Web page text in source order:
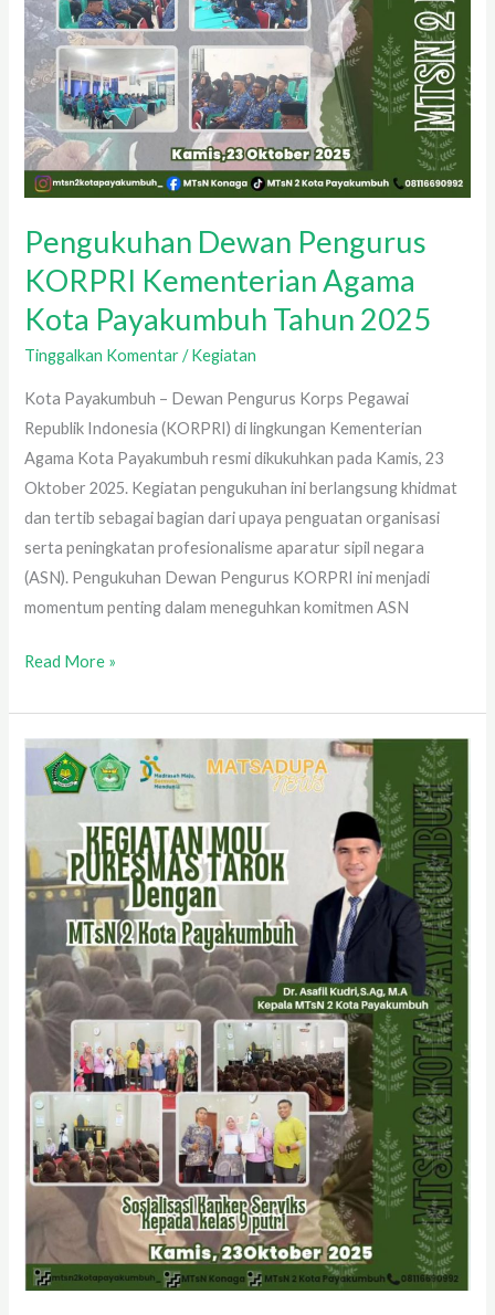
Pengukuhan Dewan Pengurus
KORPRI Kementerian Agama
Kota Payakumbuh Tahun 2025
Tinggalkan Komentar /Kegiatan
Kota Payakumbuh – Dewan Pengurus Korps Pegawai
Republik Indonesia (KORPRI) di lingkungan Kementerian
Agama Kota Payakumbuh resmi dikukuhkan pada Kamis, 23
Oktober 2025. Kegiatan pengukuhan ini berlangsung khidmat
dan tertib sebagai bagian dari upaya penguatan organisasi
serta peningkatan profesionalisme aparatur sipil negara
(ASN). Pengukuhan Dewan Pengurus KORPRI ini menjadi
momentum penting dalam meneguhkan komitmen ASN
Read More »
Sosialisasi
Kesehatan
Puskesmas
Tarok
Bersama
Kelas
IX
MTsN
Kota
Payakumbuh